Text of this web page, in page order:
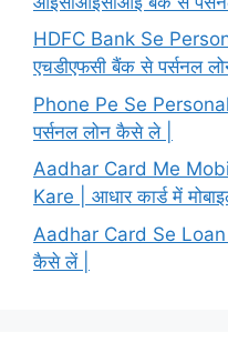
HDFC Bank Se
एचडीएफसी बैंक से पर्सनल
Phone Pe Se
पर्सनल लोन कैसे ले |
Aadhar Card Me
Kare | आधार कार्ड में
Aadhar Card Se Loan
कैसे लें |